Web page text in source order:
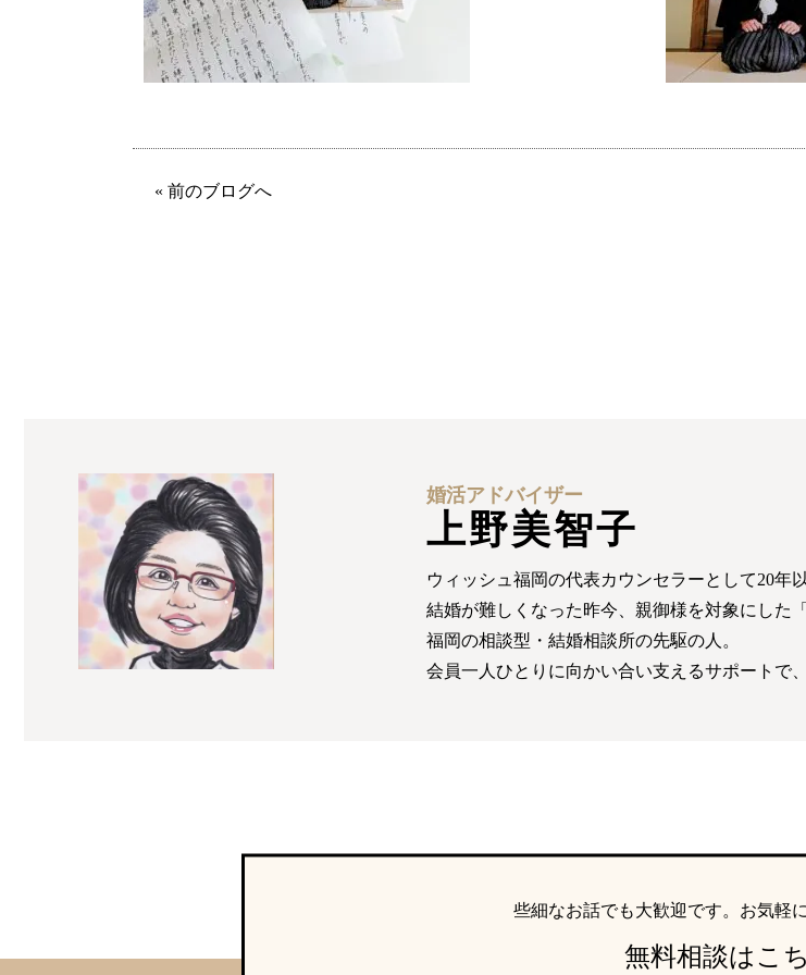
« 前のブログへ
婚活アドバイザー
上野美智子
ウィッシュ福岡の代表カウンセラーとして20年
結婚が難しくなった昨今、親御様を対象にした
福岡の相談型・結婚相談所の先駆の人。
会員一人ひとりに向かい合い支えるサポートで
些細なお話でも大歓迎です。 お気軽
無料相談はこ